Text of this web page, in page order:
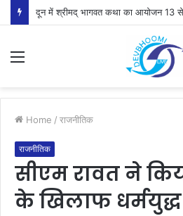
दून में श्रीमद् भागवत कथा का आयोजन 13 से
Menu
Home / राजनीतिक
राजनीतिक
सीएम रावत ने
के खिलाफ